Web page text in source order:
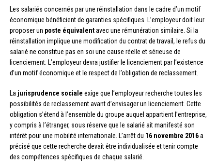
Les salariés concernés par une réinstallation dans le cadre d’un motif
économique bénéficient de garanties spécifiques. L’employeur doit leur
proposer un poste équivalentavec une rémunération similaire. Si la
réinstallation implique une modification du contrat de travail, le refus du
salarié ne constitue pas en soi une cause réelle et sérieuse de
licenciement. L’employeur devra justifier le licenciement par l’existence
d’un motif économique et le respect de l’obligation de reclassement.
La jurisprudence sociale exige que l’employeur recherche toutes les
possibilités de reclassement avant d’envisager un licenciement. Cette
obligation s’étend à l’ensemble du groupe auquel appartient l’entreprise,
y compris à l’étranger, sous réserve que le salarié ait manifesté son
intérêt pour une mobilité internationale. L’arrêt du 16 novembre 2016a
précisé que cette recherche devait être individualisée et tenir compte
des compétences spécifiques de chaque salarié.